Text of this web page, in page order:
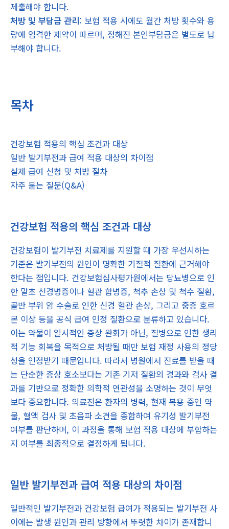
제출해야 합니다.
처방 및 부담금 관리: 보험 적용 시에도 월간 처방 횟수와 용
량에 엄격한 제약이 따르며, 정해진 본인부담금은 별도로 납
부해야 합니다.
목차
건강보험 적용의 핵심 조건과 대상
일반 발기부전과 급여 적용 대상의 차이점
실제 급여 신청 및 처방 절차
자주 묻는 질문(Q&A)
건강보험 적용의 핵심 조건과 대상
건강보험이 발기부전 치료제를 지원할 때 가장 우선시하는
기준은 발기부전의 원인이 명확한 기질적 질환에 근거해야
한다는 점입니다. 건강보험심사평가원에서는 당뇨병으로 인
한 말초 신경병증이나 혈관 합병증, 척추 손상 및 척수 질환,
골반 부위 암 수술로 인한 신경 혈관 손상, 그리고 중증 호르
몬 이상 등을 공식 급여 인정 질환으로 분류하고 있습니다.
이는 약물이 일시적인 증상 완화가 아닌, 질병으로 인한 생리
적 기능 회복을 목적으로 처방될 때만 보험 재정 사용의 정당
성을 인정받기 때문입니다. 따라서 병원에서 진료를 받을 때
는 단순한 증상 호소보다는 기존 기저 질환의 경과와 검사 결
과를 기반으로 정확한 의학적 연관성을 소명하는 것이 무엇
보다 중요합니다. 의료진은 환자의 병력, 현재 복용 중인 약
물, 혈액 검사 및 초음파 소견을 종합하여 유기성 발기부전
여부를 판단하며, 이 과정을 통해 보험 적용 대상에 부합하는
지 여부를 최종적으로 결정하게 됩니다.
일반 발기부전과 급여 적용 대상의 차이점
일반적인 발기부전과 건강보험 급여가 적용되는 발기부전 사
이에는 발생 원인과 관리 방향에서 뚜렷한 차이가 존재합니